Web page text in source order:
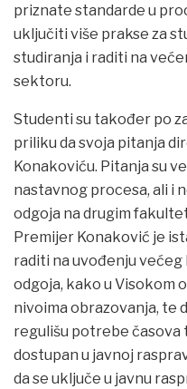
priznate standarde u
uključiti više prakse za
studiranja i raditi na
sektoru.
Studenti su također po
priliku da svoja pitanja
Konakoviću. Pitanja su
nastavnog procesa, ali i
odgoja na drugim
Premijer Konaković je
raditi na uvođenju
odgoja, kako u Visokom
nivoima obrazovanja, te
regulišu potrebe časova
dostupan u javnoj
da se uključe u javnu